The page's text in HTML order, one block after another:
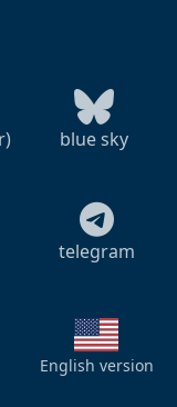
blue sky
telegram
English version